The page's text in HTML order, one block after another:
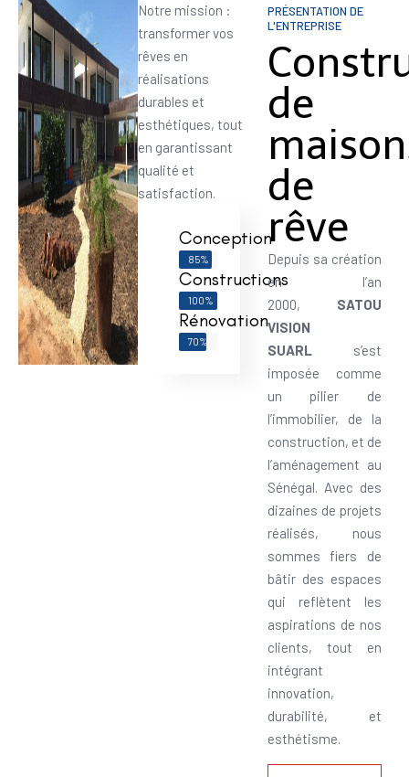
Notre mission :
transformer vos
rêves en
réalisations
durables et
esthétiques, tout
en garantissant
qualité et
satisfaction.
Conception
85%
Constructions
100%
Rénovation
70%
PRÉSENTATION DE
L'ENTREPRISE
de
de
rêve
Depuis sa création
en l’an
2000, SATOU
VISION
SUARLs’est
imposée comme
un pilier de
l’immobilier, de la
construction, et de
l’aménagement au
Sénégal. Avec des
dizaines de projets
réalisés, nous
sommes fiers de
bâtir des espaces
qui reflètent les
aspirations de nos
clients, tout en
intégrant
innovation,
durabilité, et
esthétisme.